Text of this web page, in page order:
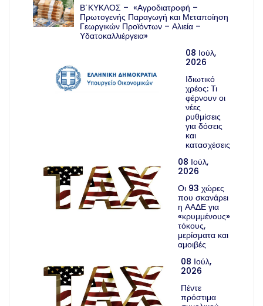
Β΄ΚΥΚΛΟΣ – «Αγροδιατροφή –
Πρωτογενής Παραγωγή και Μεταποίηση
Γεωργικών Προϊόντων – Αλιεία –
Υδατοκαλλιέργεια»
08 Ιούλ,
2026
Ιδιωτικό
χρέος: Τι
φέρνουν οι
νέες
ρυθμίσεις
για δόσεις
και
κατασχέσεις
08 Ιούλ,
2026
Οι 93 χώρες
που σκανάρει
η ΑΑΔΕ για
«κρυμμένους»
τόκους,
μερίσματα και
αμοιβές
08 Ιούλ,
2026
Πέντε
πρόστιμα